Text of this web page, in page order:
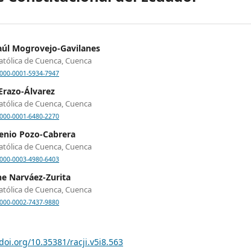
Mogrovejo-Gavilanes
de Cuenca, Cuenca
0001-5934-7947
Álvarez
de Cuenca, Cuenca
0001-6480-2270
Pozo-Cabrera
de Cuenca, Cuenca
0003-4980-6403
Narváez-Zurita
de Cuenca, Cuenca
0002-7437-9880
10.35381/racji.v5i8.563